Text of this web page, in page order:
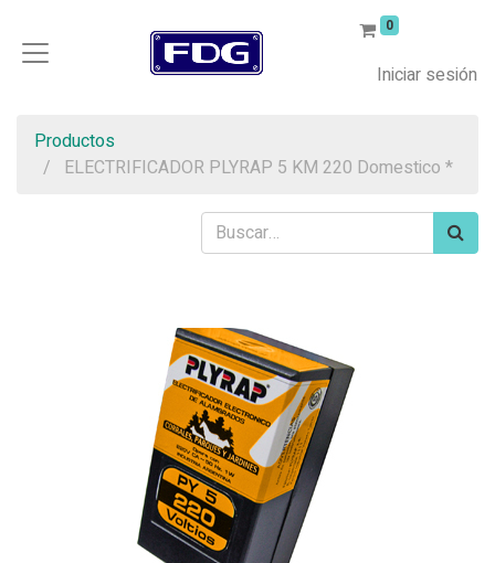
0
Iniciar sesión
Productos
ELECTRIFICADOR PLYRAP 5 KM 220 Domestico *